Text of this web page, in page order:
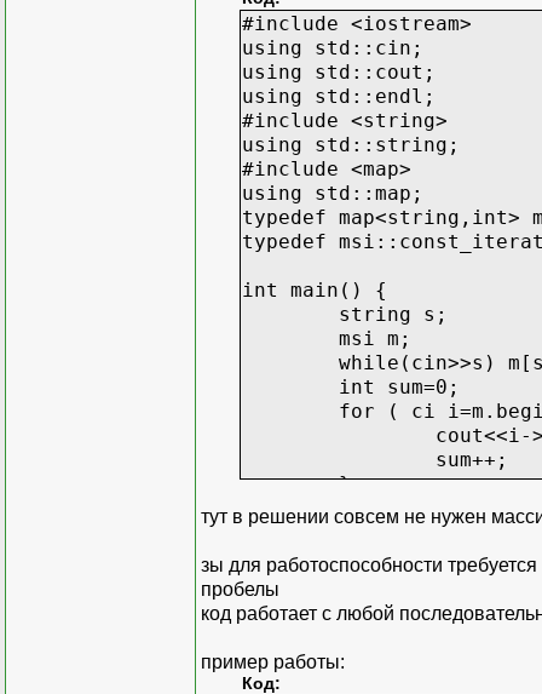
tmp=0;
}else
}
}
#include <iostream>
using std::cin;
using std::cout;
using std::endl;
#include <string>
using std::string;
#include <map>
using std::map;
typedef map<string,int>
typedef
int main() {
string s;
msi m;
while(cin>>s)
int sum=0;
for ( ci
sum++;
}
cout<<"sum:
}
тут в решении совсем не нужен
зы для работоспособности
пробелы
код работает с любой
пример работы:
Код: